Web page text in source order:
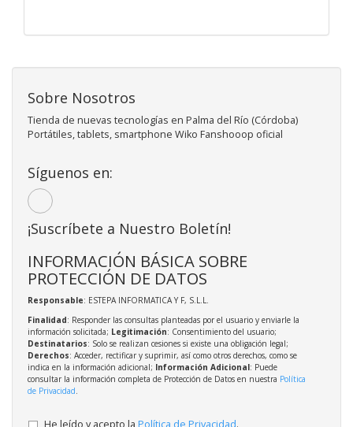
Sobre Nosotros
Tienda de nuevas tecnologías en Palma del Río (Córdoba)
Portátiles, tablets, smartphone Wiko Fanshooop oficial
Síguenos en:
¡Suscríbete a Nuestro Boletín!
INFORMACIÓN BÁSICA SOBRE
PROTECCIÓN DE DATOS
Responsable: ESTEPA INFORMATICA Y F, S.L.L.
Finalidad: Responder las consultas planteadas por el usuario y enviarle la
información solicitada; Legitimación: Consentimiento del usuario;
Destinatarios: Solo se realizan cesiones si existe una obligación legal;
Derechos: Acceder, rectificar y suprimir, así como otros derechos, como se
indica en la información adicional; Información Adicional: Puede
consultar la información completa de Protección de Datos en nuestra Política
de Privacidad
He leído y acepto la Política de Privacidad.